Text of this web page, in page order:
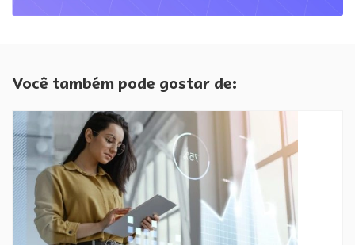
Você também pode gostar de: